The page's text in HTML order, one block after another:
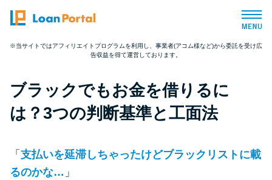
トップページ
おすすめコンテンツ
※当サイトではアフィリエイトプログラムを利用し、事業者(アコム様など)から委託を受け広
告収益を得て運営しております。
ブラックでもお金を借りるに
は？3つの判断基準と工面法
「 支払いを延滞しちゃったけどブラックリストに載
るのかな… 」